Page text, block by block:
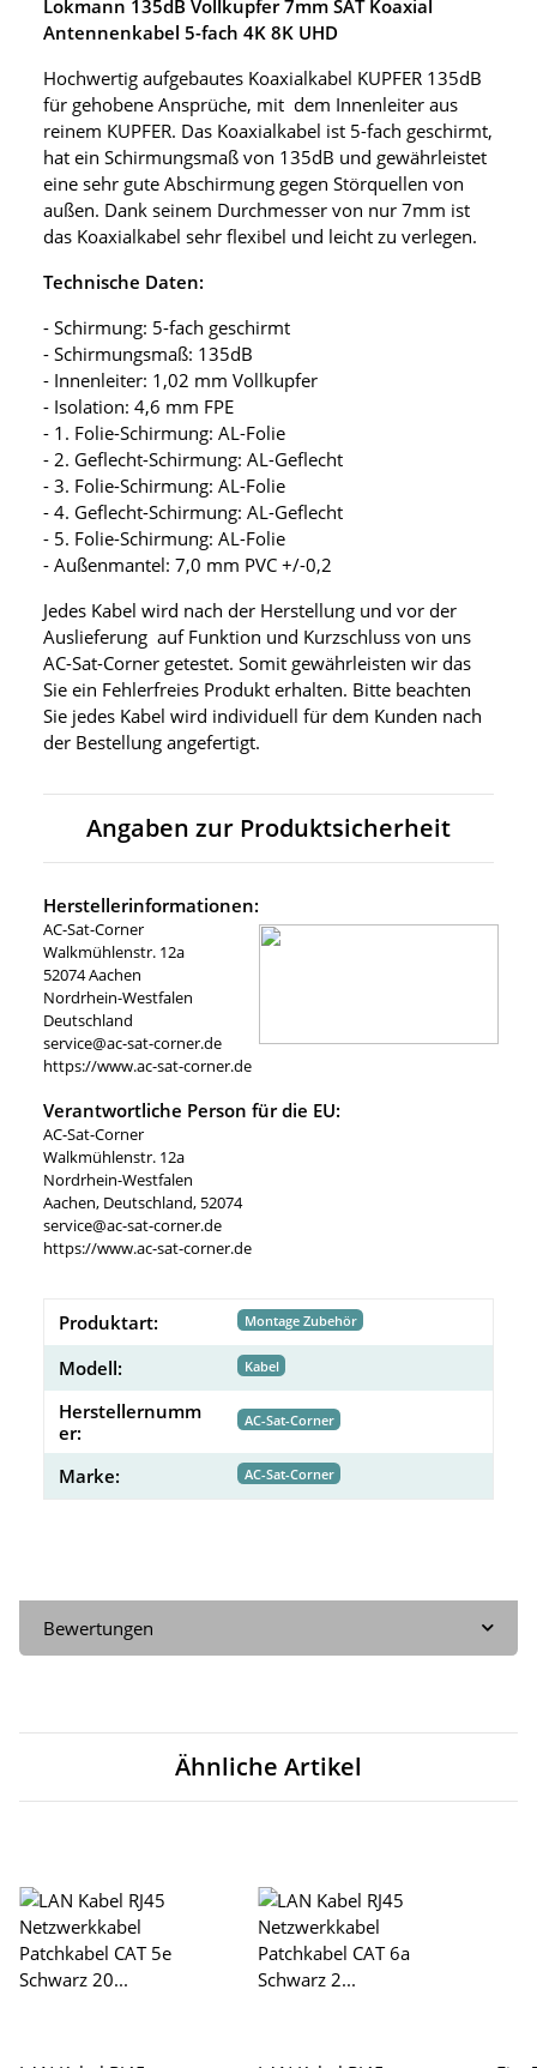
Lokmann 135dB Vollkupfer 7mm SAT Koaxial
Antennenkabel 5-fach 4K 8K UHD
Hochwertig aufgebautes Koaxialkabel KUPFER 135dB
für gehobene Ansprüche, mit dem Innenleiter aus
reinem KUPFER. Das Koaxialkabel ist 5-fach geschirmt,
hat ein Schirmungsmaß von 135dB und gewährleistet
eine sehr gute Abschirmung gegen Störquellen von
außen. Dank seinem Durchmesser von nur 7mm ist
das Koaxialkabel sehr flexibel und leicht zu verlegen.
Technische Daten:
- Schirmung: 5-fach geschirmt
- Schirmungsmaß: 135dB
- Innenleiter: 1,02 mm Vollkupfer
- Isolation: 4,6 mm FPE
- 1. Folie-Schirmung: AL-Folie
- 2. Geflecht-Schirmung: AL-Geflecht
- 3. Folie-Schirmung: AL-Folie
- 4. Geflecht-Schirmung: AL-Geflecht
- 5. Folie-Schirmung: AL-Folie
- Außenmantel: 7,0 mm PVC +/-0,2
Jedes Kabel wird nach der Herstellung und vor der
Auslieferung auf Funktion und Kurzschluss von uns
AC-Sat-Corner getestet. Somit gewährleisten wir das
Sie ein Fehlerfreies Produkt erhalten. Bitte beachten
Sie jedes Kabel wird individuell für dem Kunden nach
der Bestellung angefertigt.
Angaben zur Produktsicherheit
Herstellerinformationen:
AC-Sat-Corner
Walkmühlenstr. 12a
52074 Aachen
Nordrhein-Westfalen
Deutschland
service@ac-sat-corner.de
https://www.ac-sat-corner.de
Verantwortliche Person für die EU:
AC-Sat-Corner
Walkmühlenstr. 12a
Nordrhein-Westfalen
Aachen, Deutschland, 52074
service@ac-sat-corner.de
https://www.ac-sat-corner.de
Produktart: Montage Zubehör
Modell: Kabel
Herstellernumm
er:
AC-Sat-Corner
Marke: AC-Sat-Corner
Bewertungen
Ähnliche Artikel